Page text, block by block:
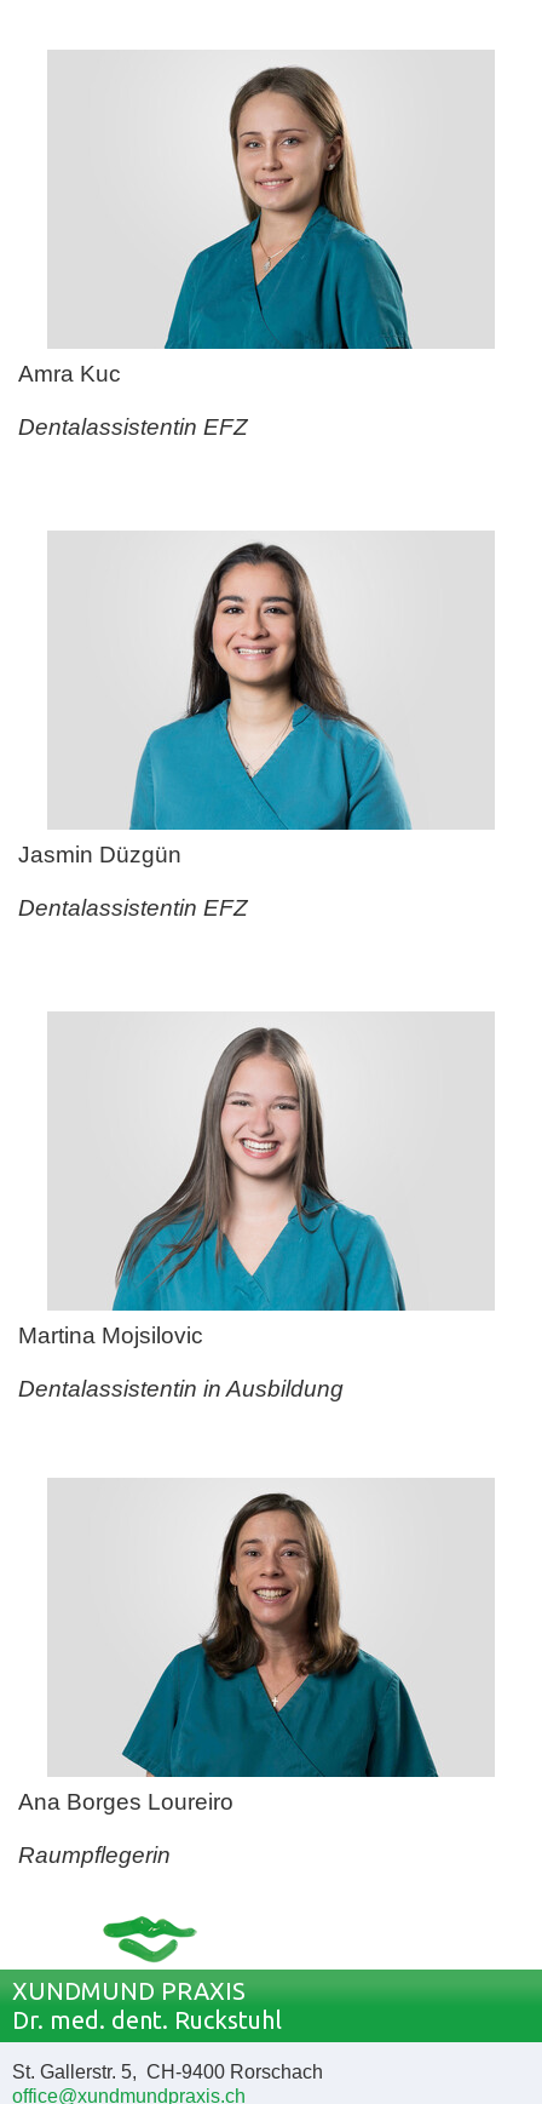
Amra Kuc
Dentalassistentin EFZ
Jasmin Düzgün
Dentalassistentin EFZ
Martina Mojsilovic
Dentalassistentin in Ausbildung
Ana Borges Loureiro
Raumpflegerin
XUNDMUND PRAXIS
Dr. med. dent. Ruckstuhl
St. Gallerstr. 5, CH-9400 Rorschach
office@xundmundpraxis.ch